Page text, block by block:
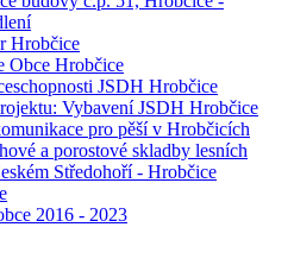
Hrobčice
Obce Hrobčice
JSDH Hrobčice
Vybavení JSDH Hrobčice
pro pěší v Hrobčicích
a porostové skladby lesních
Středohoří - Hrobčice
2016 - 2023